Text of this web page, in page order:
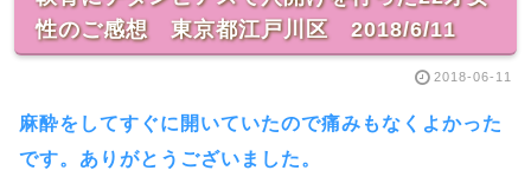
性のご感想 東京都江戸川区 2018/6/11
2018-06-11
麻酔をしてすぐに開いていたので痛みもなくよかった
です。ありがとうございました。